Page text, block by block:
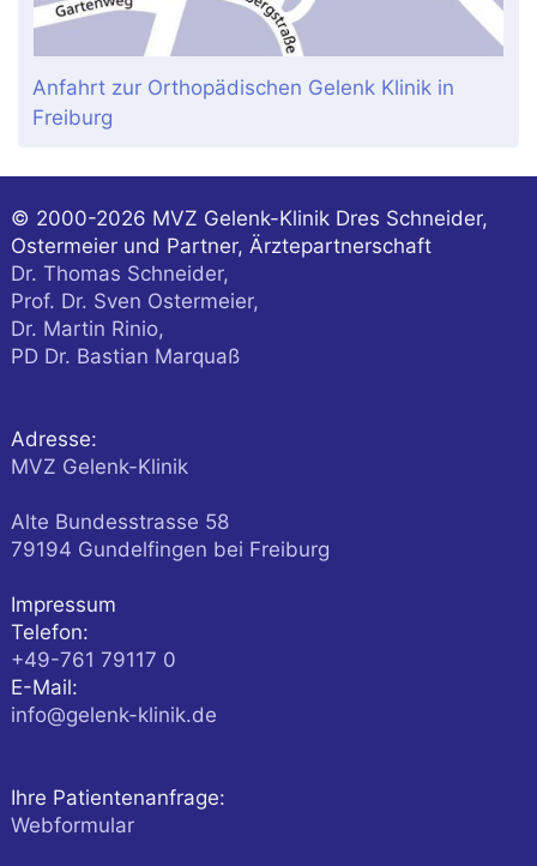
Anfahrt zur Orthopädischen Gelenk Klinik in
Freiburg
© 2000-2026 MVZ Gelenk-Klinik Dres Schneider,
Ostermeier und Partner, Ärztepartnerschaft
Dr. Thomas Schneider,
Prof. Dr. Sven Ostermeier,
Dr. Martin Rinio,
PD Dr. Bastian Marquaß
Adresse:
MVZ Gelenk-Klinik
Alte Bundesstrasse 58
79194 Gundelfingen bei Freiburg
Impressum
Telefon:
+49-761 79117 0
E-Mail:
info@gelenk-klinik.de
Ihre Patientenanfrage:
Webformular